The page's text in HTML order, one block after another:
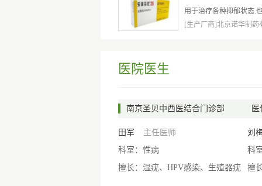
用于治疗各种抑郁状态.
[生产厂商]北京诺华制药
医院医生
南京圣贝中西医结合门诊部
田军
主任医师
科室：性病
擅长：湿疣、HPV感染、生殖器疣
刘
科
擅